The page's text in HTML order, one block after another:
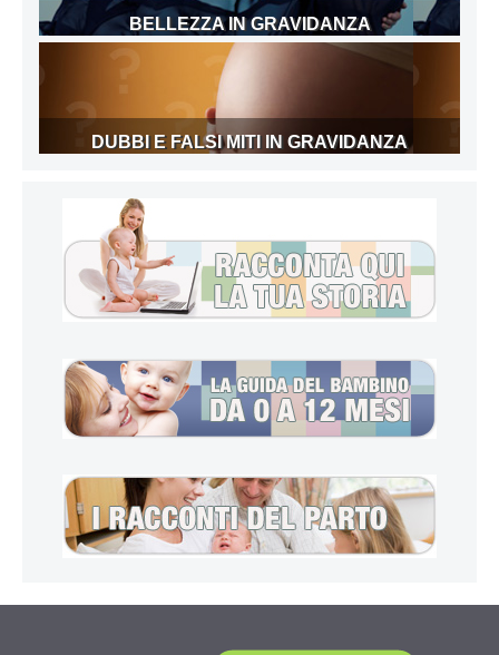
BELLEZZA IN GRAVIDANZA
DUBBI E FALSI MITI IN GRAVIDANZA